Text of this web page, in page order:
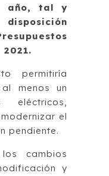
año, tal y
permitiría
menos un
el
pendiente.
cambios
y